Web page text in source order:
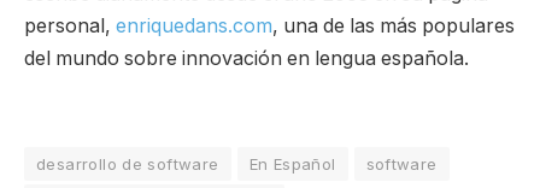
personal, enriquedans.com, una de las más populares
del mundo sobre innovación en lengua española.
desarrollo de software En Español
software